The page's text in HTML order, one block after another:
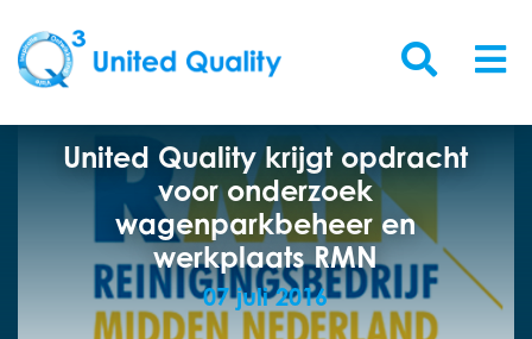
United Quality krijgt opdracht
voor onderzoek
wagenparkbeheer en
werkplaats RMN
07 juli 2016